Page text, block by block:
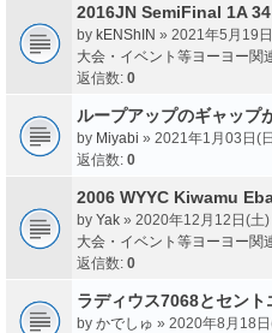
2016JN SemiFinal 1A
by kENShIN » 2021年5月19
大会・イベント等ヨーヨー関
返信数: 0
ループアップのギャップ
by Miyabi » 2021年1月03日(
返信数: 0
2006 WYYC Kiwamu
by Yak » 2020年12月12日(土
大会・イベント等ヨーヨー関
返信数: 0
ラディウス7068とセント
by かでしゅ » 2020年8月18